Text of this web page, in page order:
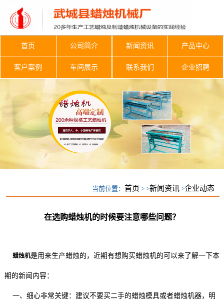
首页 公司简介 新闻资讯 产品中心
客户案例 车间展示 联系我们 企业招聘
当前位置： 首页 > >新闻资讯 >企业动态
在选购蜡烛机的时候要注意哪些问题？
蜡烛机是用来生产蜡烛的，近期有想购买蜡烛机的可以来了解一下本
期的新闻内容：
一、细心非常关键：建议不要买二手的蜡烛模具或者蜡烛机器，明